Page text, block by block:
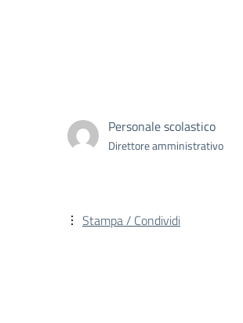
Personale scolastico
Direttore amministrativo
Stampa / Condividi